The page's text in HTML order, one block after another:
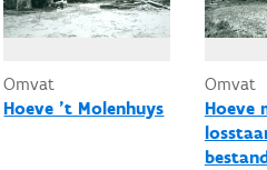
Omvat
Hoeve 't Molenhuys
Omvat
Hoeve